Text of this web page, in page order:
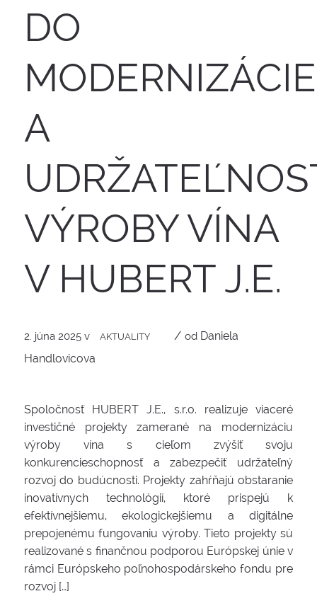
DO
MODERNIZÁCIE
A
VÝROBY VÍNA
V HUBERT J.E.
2. júna 2025 v AKTUALITY / od Daniela
Handlovicova
Spoločnosť HUBERT J.E., s.r.o. realizuje viaceré
investičné projekty zamerané na modernizáciu
výroby vína s cieľom zvýšiť svoju
konkurencieschopnosť a zabezpečiť udržateľný
rozvoj do budúcnosti. Projekty zahŕňajú obstaranie
inovatívnych technológií, ktoré prispejú k
efektívnejšiemu, ekologickejšiemu a digitálne
prepojenému fungovaniu výroby. Tieto projekty sú
realizované s finančnou podporou Európskej únie v
rámci Európskeho poľnohospodárskeho fondu pre
rozvoj […]